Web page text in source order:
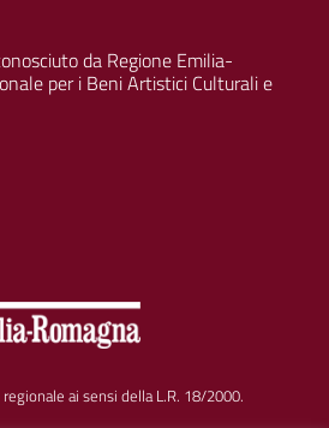
da Regione Emilia-
per i Beni Artistici Culturali e
ai sensi della L.R. 18/2000.